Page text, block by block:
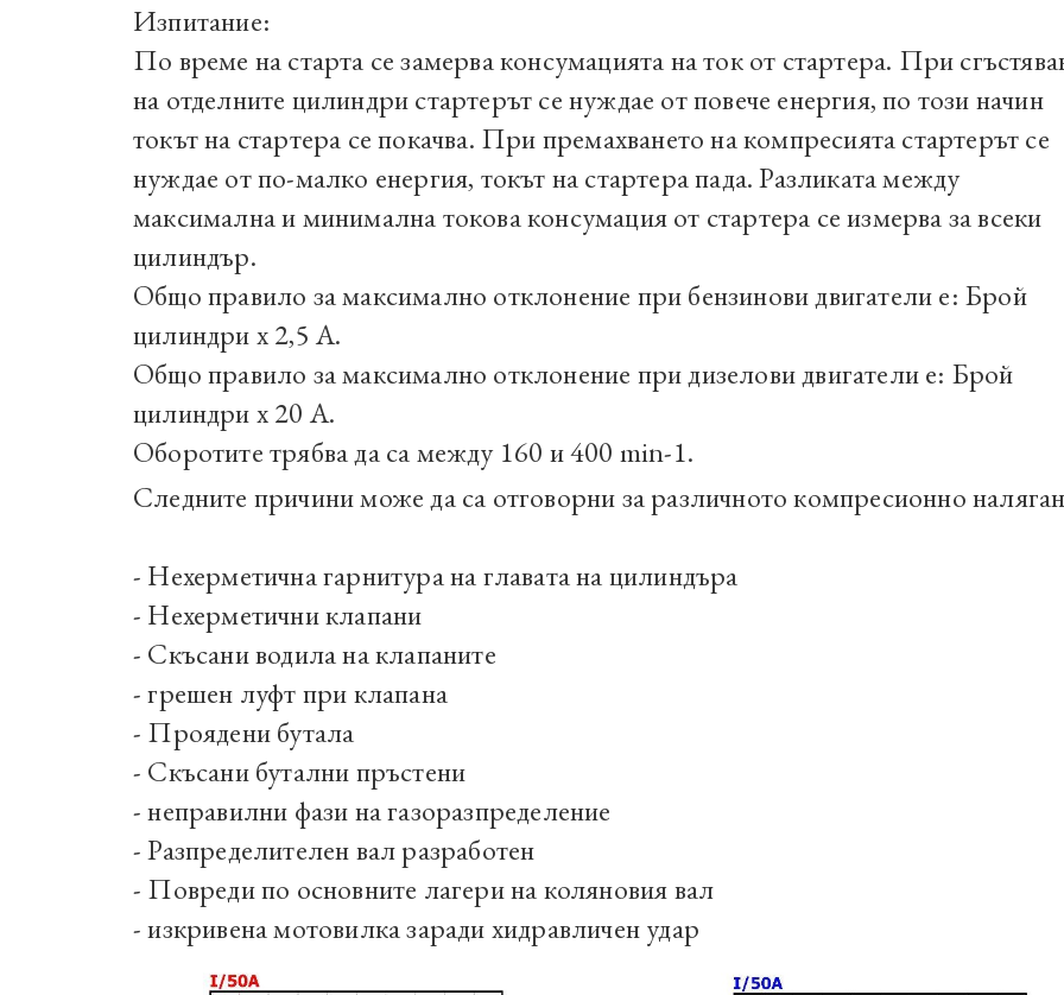
Изпитание:
По време на старта се замерва консумацията на ток от стартера. При
на отделните цилиндри стартерът се нуждае от повече енергия, по този начин
токът на стартера се покачва. При премахването на компресията стартерът се
нуждае от по-малко енергия, токът на стартера пада. Разликата между
максимална и минимална токова консумация от стартера се измерва за всеки
цилиндър.
Общо правило за максимално отклонение при бензинови двигатели е: Брой
цилиндри x 2,5 A.
Общо правило за максимално отклонение при дизелови двигатели е: Брой
цилиндри x 20 A.
Оборотите трябва да са между 160 и 400 min-1.
Следните причини може да са отговорни за различното компресионно
- Нехерметична гарнитура на главата на цилиндъра
- Нехерметични клапани
- Скъсани водила на клапаните
- грешен луфт при клапана
- Проядени бутала
- Скъсани бутални пръстени
- неправилни фази на газоразпределение
- Разпределителен вал разработен
- Повреди по основните лагери на коляновия вал
- изкривена мотовилка заради хидравличен удар